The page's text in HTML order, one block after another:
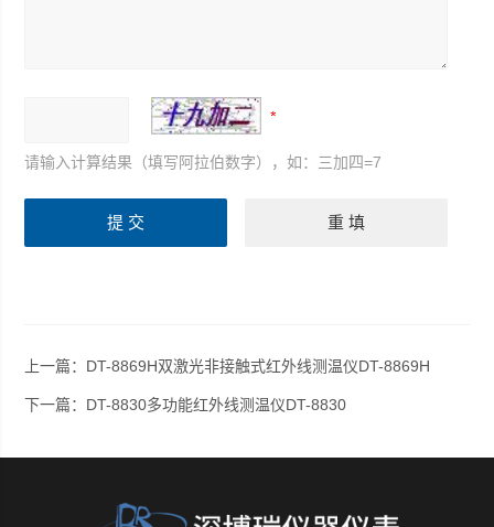
请输入计算结果（填写阿拉伯数字），如：三加四=7
上一篇： DT-8869H双激光非接触式红外线测温仪DT-8869H
下一篇： DT-8830多功能红外线测温仪DT-8830